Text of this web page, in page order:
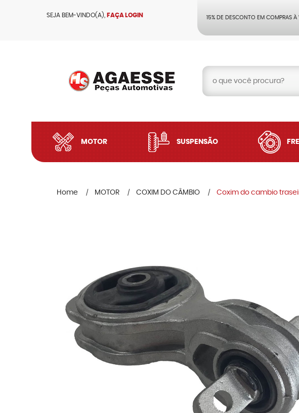
SEJA BEM-VINDO(A), FAÇA LOGIN 15% DE DESCONTO EM COMPRAS À
MOTOR SUSPENSÃO
Home MOTOR COXIM DO CÂMBIO Coxim do cambio